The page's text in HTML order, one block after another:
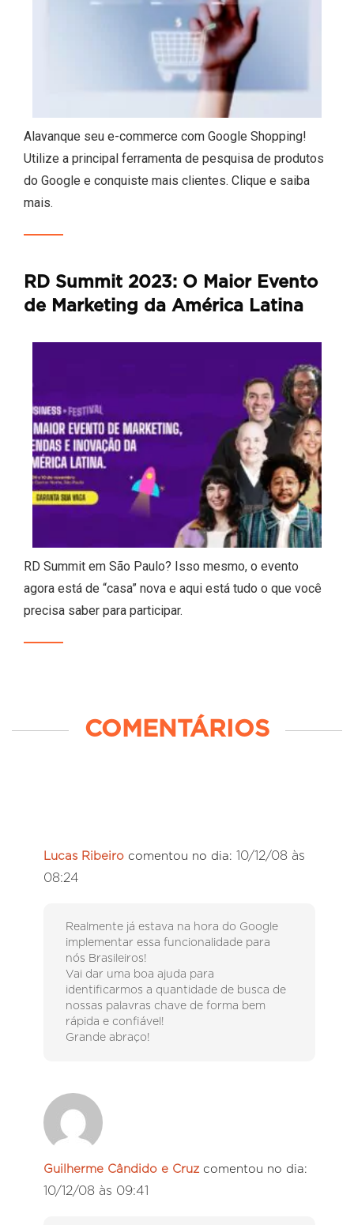
Alavanque seu e-commerce com Google Shopping!
Utilize a principal ferramenta de pesquisa de produtos
do Google e conquiste mais clientes. Clique e saiba
mais.
RD Summit 2023: O Maior Evento
de Marketing da América Latina
RD Summit em São Paulo? Isso mesmo, o evento
agora está de “casa” nova e aqui está tudo o que você
precisa saber para participar.
COMENTÁRIOS
Lucas Ribeiro comentou no dia: 10/12/08 às
08:24
Realmente já estava na hora do Google
implementar essa funcionalidade para
nós Brasileiros!
Vai dar uma boa ajuda para
identificarmos a quantidade de busca de
nossas palavras chave de forma bem
rápida e confiável!
Grande abraço!
Guilherme Cândido e Cruz comentou no dia:
10/12/08 às 09:41